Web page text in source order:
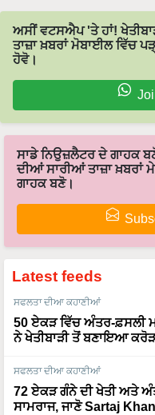
ਅਸੀਂ ਵਟਸਐਪ 'ਤੇ ਹਾਂ!
ਤਾਜ਼ਾ ਖ਼ਬਰਾਂ ਮੋਬਾਈਲ ਵਿੱਚ
ਹੋਵੋ।
ਸਾਡੇ ਨਿਉਜ਼ਲੈਟਰ ਦੇ ਗਾਹਕ
ਦੀਆਂ ਸਾਰੀਆਂ ਤਾਜ਼ਾ ਖ਼ਬਰਾਂ
ਗਾਹਕ ਬਣੋ।
Latest feeds
ਸਫਲਤਾ ਦੀਆ ਕਹਾਣੀਆਂ
50 ਏਕੜ ਵਿੱਚ ਅੰਤਰ-ਫ਼ਸਲੀ
ਨੇ ਖੇਤੀਬਾੜੀ ਤੋਂ ਬਣਾਇਆ
ਸਫਲਤਾ ਦੀਆ ਕਹਾਣੀਆਂ
72 ਏਕੜ ਗੰਨੇ ਦੀ ਖੇਤੀ ਅਤੇ
ਸਾਮਰਾਜ, ਜਾਣੋ Sartaj